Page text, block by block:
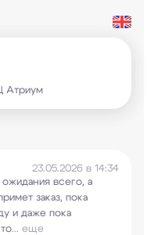
Атриум
23.05.2026 в 14:34
ожидания всего, а
заказ, пока
и даже пока
... еще